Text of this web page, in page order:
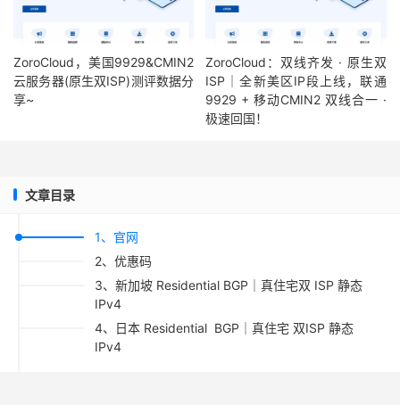
ZoroCloud，美国9929&CMIN2
云服务器(原生双ISP)测评数据分
享~
ZoroCloud：双线齐发 · 原生双
ISP｜全新美区IP段上线，联通
9929 + 移动CMIN2 双线合一 ·
极速回国！
文章目录
1、官网
2、优惠码
3、新加坡 Residential BGP｜真住宅双 ISP 静态
IPv4
4、日本 Residential BGP｜真住宅 双ISP 静态
IPv4